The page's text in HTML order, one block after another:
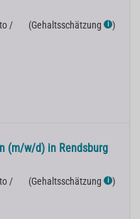
/
(Gehaltsschätzung ℹ )
(m/w/d) in Rendsburg
/
(Gehaltsschätzung ℹ )